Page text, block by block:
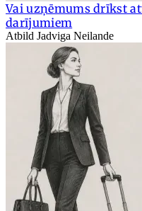
Vai uzņēmums drīkst
darījumiem
Atbild Jadviga Neilande